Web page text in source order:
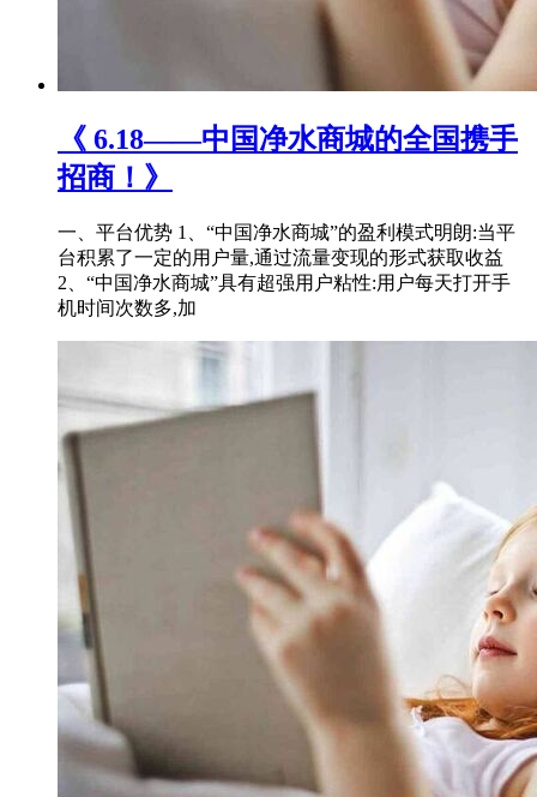
《 6.18——中国净水商城的全国携手
招商！》
一、平台优势 1、“中国净水商城”的盈利模式明朗:当平
台积累了一定的用户量,通过流量变现的形式获取收益
2、“中国净水商城”具有超强用户粘性:用户每天打开手
机时间次数多,加